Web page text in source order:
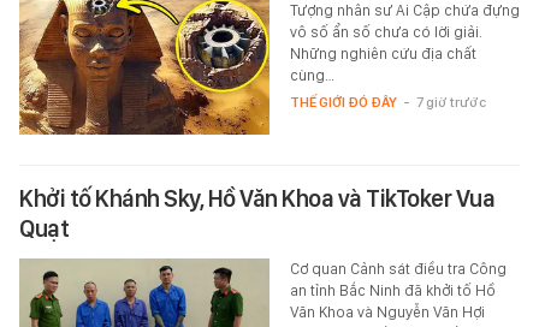
Tượng nhân sư Ai Cập chứa đựng
vô số ẩn số chưa có lời giải.
Những nghiên cứu địa chất
cùng…
THẾ GIỚI ĐÓ ĐÂY - 7 giờ trước
Khởi tố Khánh Sky, Hồ Văn Khoa và TikToker Vua
Quạt
Cơ quan Cảnh sát điều tra Công
an tỉnh Bắc Ninh đã khởi tố Hồ
Văn Khoa và Nguyễn Văn Hợi